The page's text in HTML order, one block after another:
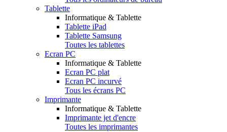
Tablette
Informatique & Tablette
Tablette iPad
Tablette Samsung
Toutes les tablettes
Ecran PC
Informatique & Tablette
Ecran PC plat
Ecran PC incurvé
Tous les écrans PC
Imprimante
Informatique & Tablette
Imprimante jet d'encre
Toutes les imprimantes